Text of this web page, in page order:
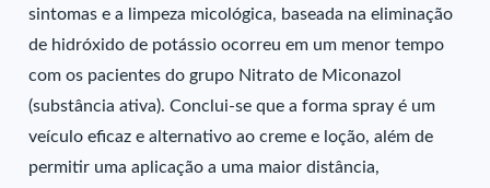
sintomas e a limpeza micológica, baseada na eliminação
de hidróxido de potássio ocorreu em um menor tempo
com os pacientes do grupo Nitrato de Miconazol
(substância ativa). Conclui-se que a forma spray é um
veículo eficaz e alternativo ao creme e loção, além de
permitir uma aplicação a uma maior distância,